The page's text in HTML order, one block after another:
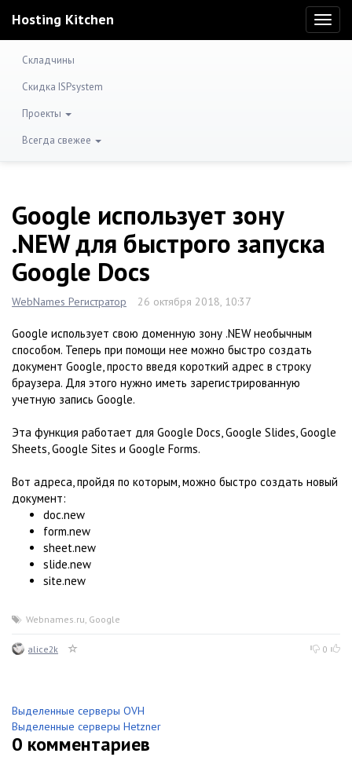
Hosting Kitchen
Складчины
Скидка ISPsystem
Проекты
Всегда свежее
Google использует зону
.NEW для быстрого запуска
Google Docs
WebNames Регистратор 26 октября 2018, 10:37
Google использует свою доменную зону .NEW необычным
способом. Теперь при помощи нее можно быстро создать
документ Google, просто введя короткий адрес в строку
браузера. Для этого нужно иметь зарегистрированную
учетную запись Google.
Эта функция работает для Google Docs, Google Slides, Google
Sheets, Google Sites и Google Forms.
Вот адреса, пройдя по которым, можно быстро создать новый
документ:
doc.new
form.new
sheet.new
slide.new
site.new
Webnames.ru, Google
alice2k 0
Выделенные серверы OVH
Выделенные серверы Hetzner
0 комментариев